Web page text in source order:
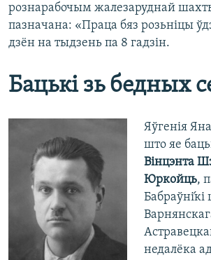
рознарабочым жалезаруднай
пазначана: «Праца бяз розьніцы
дзён на тыдзень па 8 гадзін.
Бацькі зь бедных
Яўгенія
што яе
Вінцэнта
Юркойць,
Бабраўні́кі
недалёка